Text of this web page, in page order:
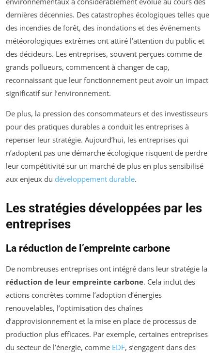
dernières décennies. Des catastrophes écologiques telles que
des incendies de forêt, des inondations et des événements
météorologiques extrêmes ont attiré l’attention du public et
des décideurs. Les entreprises, souvent perçues comme de
grands pollueurs, commencent à changer de cap,
reconnaissant que leur fonctionnement peut avoir un impact
significatif sur l’environnement.
De plus, la pression des consommateurs et des investisseurs
pour des pratiques durables a conduit les entreprises à
repenser leur stratégie. Aujourd’hui, les entreprises qui
n’adoptent pas une démarche écologique risquent de perdre
leur compétitivité sur un marché de plus en plus sensibilisé
aux enjeux du développement durable.
Les stratégies développées par les
entreprises
La réduction de l’empreinte carbone
De nombreuses entreprises ont intégré dans leur stratégie la
réduction de leur empreinte carbone. Cela inclut des
actions concrètes comme l’adoption d’énergies
renouvelables, l’optimisation des chaînes
d’approvisionnement et la mise en place de processus de
production plus efficaces. Par exemple, certaines entreprises
du secteur de l’énergie, comme EDF, s’engagent dans des